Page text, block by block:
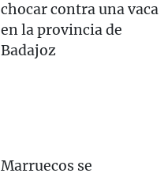
chocar contra una vaca
en la provincia de
Badajoz
Marruecos se